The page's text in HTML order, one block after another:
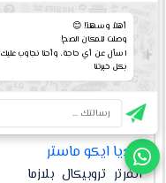
ميديا ايكو ماستر
انفرتر تروبيكال بلازما
1.5 حصان بارد
25,999 EGP
ميديا ايكو ماستر
انفرتر تروبيكال بلازما
أهلاً وسهلاً! 😊
وصلت للمكان الصح!
اسأل عن أي حاجة، وأحنا نجاوب عليك
بكل خبرتنا